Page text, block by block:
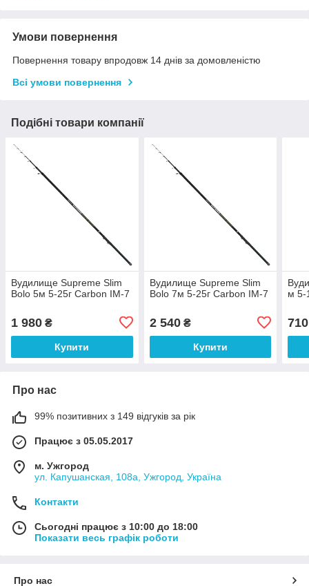
Умови повернення
Повернення товару впродовж 14 днів за домовленістю
Всі умови повернення
Подібні товари компанії
Вудилище Supreme Slim
Bolo 5м 5-25г Carbon IM-7
1 980 ₴
Купити
Вудилище Supreme Slim
Bolo 7м 5-25г Carbon IM-7
2 540₴
Купити
м 5-
710
Про нас
99% позитивних з 149 відгуків за рік
Працює з 05.05.2017
м. Ужгород
ул. Капушанская, 108а, Ужгород, Україна
Контакти
Сьогодні працює з 10:00 до 18:00
Показати весь графік роботи
Про нас